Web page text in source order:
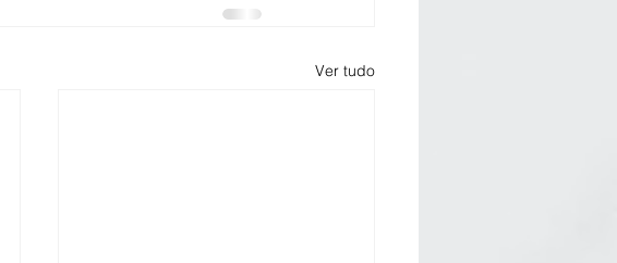
Ver tudo